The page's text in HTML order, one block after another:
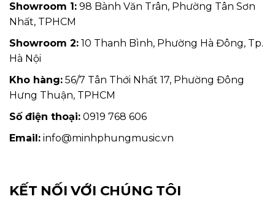
Showroom 1: 98 Bành Văn Trân, Phường Tân Sơn
Nhất, TPHCM
Showroom 2: 10 Thanh Bình, Phường Hà Đông, Tp.
Hà Nội
Kho hàng: 56/7 Tân Thới Nhất 17, Phường Đông
Hưng Thuận, TPHCM
Số điện thoại: 0919 768 606
Email: info@minhphungmusic.vn
KẾT NỐI VỚI CHÚNG TÔI